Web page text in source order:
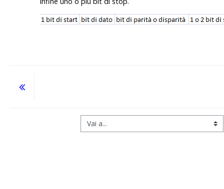
Vai a...